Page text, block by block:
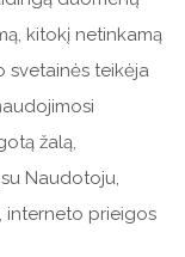
kitokį netinkamą
svetainės teikėja
žalą,
Naudotoju,
interneto prieigos